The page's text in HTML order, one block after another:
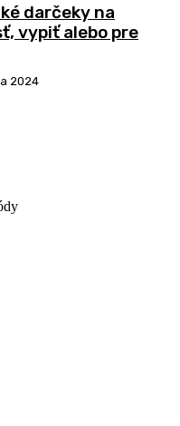
darčeky na
vypiť alebo pre
2024